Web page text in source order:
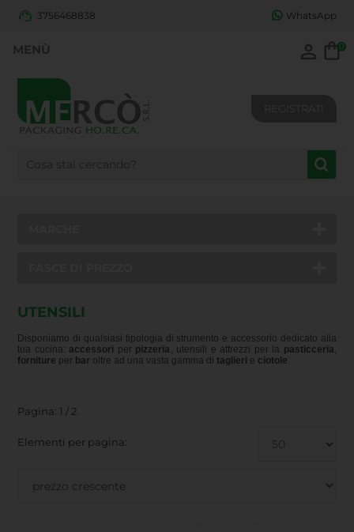
3756468838
0
WhatsApp
UTENSILI
Disponiamo di qualsiasi tipologia di strumento e accessorio dedicato alla
tua cucina: accessori perpizzeria , utensili e attrezzi per la pasticceria,
forniture per bar oltre ad una vasta gamma ditaglieri e ciotole.
Pagina: 1 / 2
Elementi per pagina: